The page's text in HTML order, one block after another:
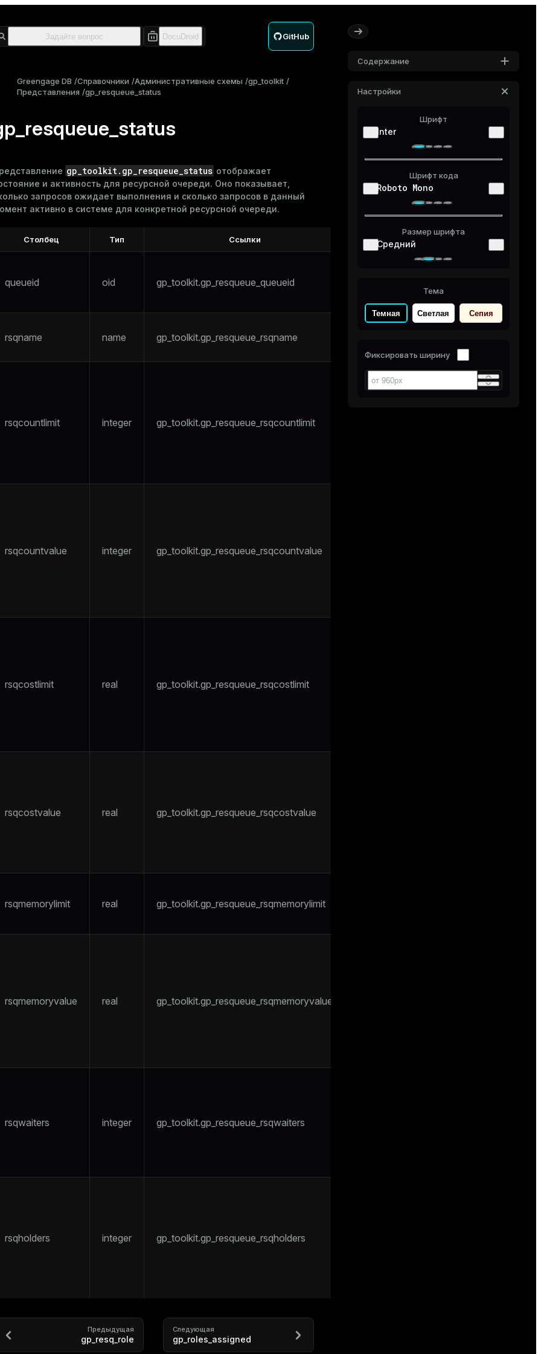
GitHub
Содержание
Настройки
Шрифт
Inter
Шрифт кода
Roboto Mono
Размер шрифта
Средний
Тема
Темная Светлая Сепия
Фиксировать ширину
Greengage DB Справочники Административные схемы
gp_toolkit
Представления
gp_resqueue_status
gp_toolkit.gp_resqueue_status отображает
и активность для ресурсной очереди. Оно показывает,
запросов ожидает выполнения и сколько запросов в данный
активно в системе для конкретной ресурсной очереди.
Столбец Тип Ссылки Описание
queueid oid gp_toolkit.gp_resqueue_queueid
rsqname name gp_toolkit.gp_resqueue_rsqname
rsqcountlimit integer gp_toolkit.gp_resqueue_rsqcountlimit
Порог активных
запросов для
rsqcountvalue integer gp_toolkit.gp_resqueue_rsqcountvalue
rsqcostlimit real gp_toolkit.gp_resqueue_rsqcostlimit
rsqcostvalue real gp_toolkit.gp_resqueue_rsqcostvalue
rsqmemorylimit real gp_toolkit.gp_resqueue_rsqmemorylimit
rsqmemoryvalue real gp_toolkit.gp_resqueue_rsqmemoryvalue
rsqwaiters integer gp_toolkit.gp_resqueue_rsqwaiters
rsqholders integer gp_toolkit.gp_resqueue_rsqholders
Предыдущая
gp_resq_role
Следующая
gp_roles_assigned